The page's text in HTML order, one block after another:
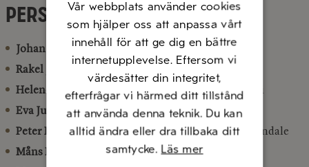
Persone di contatto
Johan Westerberg– CEO
Rakel Jarl
Helene Rehnberg
– Responsabile Qualità e Acquisti
Eva Junevad– Responsabile Marketing
Peter Lantz– Responsabile Finanza e Sviluppo aziendale
Måns Falk
– Accademia Di Luca
Vår webbplats använder cookies
som hjälper oss att anpassa vårt
innehåll för att ge dig en bättre
internetupplevelse. Eftersom vi
värdesätter din integritet,
efterfrågar vi härmed ditt tillstånd
att använda denna teknik. Du kan
alltid ändra eller dra tillbaka ditt
samtycke. Läs mer